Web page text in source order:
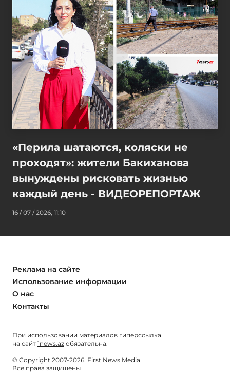
«Перила шатаются, коляски не
проходят»: жители Бакиханова
вынуждены рисковать жизнью
каждый день - ВИДЕОРЕПОРТАЖ
16 / 07 / 2026, 11:10
Реклама на сайте
Использование информации
О нас
Контакты
При использовании материалов гиперссылка
на сайт 1news.az обязательна.
© Copyright 2007-2026. First News Media
Все права защищены